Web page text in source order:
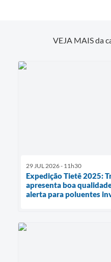
VEJA MAIS da
29 JUL 2026 - 11h30
Expedição Tietê 2025:
apresenta boa
alerta para poluentes